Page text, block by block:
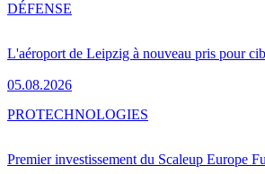
L'aéroport de Leipzig à nouveau pris pour
05.08.2026
DÉFENSE
Premier investissement du Scaleup Europe
PROTECHNOLOGIES